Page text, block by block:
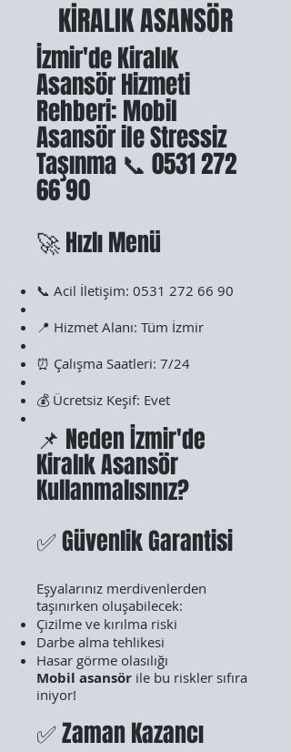
KİRALIK ASANSÖR
İzmir'de Kiralık
Asansör Hizmeti
Rehberi: Mobil
Asansör ile Stressiz
Taşınma 📞 0531 272
66 90
🚀 Hızlı Menü
📞 Acil İletişim: 0531 272 66 90
📍 Hizmet Alanı: Tüm İzmir
⏰ Çalışma Saatleri: 7/24
💰 Ücretsiz Keşif: Evet
📌 Neden İzmir'de
Kiralık Asansör
Kullanmalısınız?
✅ Güvenlik Garantisi
Eşyalarınız merdivenlerden
taşınırken oluşabilecek:
Çizilme ve kırılma riski
Darbe alma tehlikesi
Hasar görme olasılığı
Mobil asansör ile bu riskler sıfıra
iniyor!
✅ Zaman Kazancı